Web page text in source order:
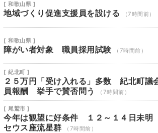
[ 和歌山県 ]
地域づくり促進支援員を設ける （7時間前）
[ 和歌山県 ]
障がい者対象 職員採用試験 （7時間前）
[ 紀北町 ]
２５万円「受け入れる」多数 紀北町議
員報酬 挙手で賛否問う
（7時間前）
[ 尾鷲市 ]
今年は観望に好条件 １２～１４日未
セウス座流星群
（7時間前）